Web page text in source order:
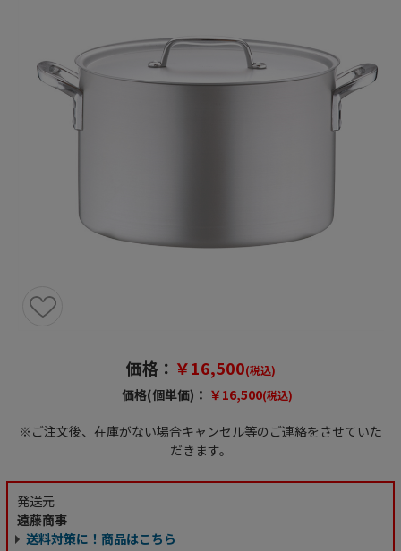
価格： ￥16,500(税込)
価格(個単価)： ￥16,500(税込)
※ご注文後、在庫がない場合キャンセル等のご連絡をさせていた
だきます。
発送元
遠藤商事
送料対策に！商品はこちら